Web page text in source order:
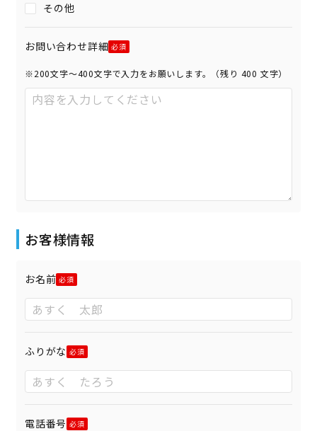
その他
お問い合わせ詳細
※200文字〜400文字で入力をお願いします。（残り 400 文字）
お客様情報
お名前
ふりがな
電話番号